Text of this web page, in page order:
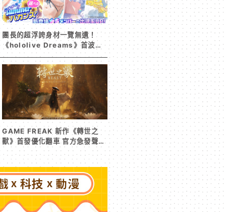
團長的超浮誇身材一覽無遺！
《hololive Dreams》首波夏
日活動今日開跑 白銀諾艾爾等
5 位人氣成員泳裝卡池同步解鎖
GAME FREAK 新作《轉世之
獸》首發優化翻車 官方急發聲明
承諾提供大量更新彌補